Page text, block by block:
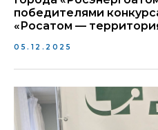
победителями
«Росатом —
05.12.2025